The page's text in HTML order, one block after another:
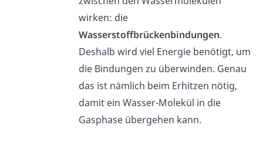
wirken: die
Wasserstoffbrückenbindungen.
Deshalb wird viel Energie benötigt, um
die Bindungen zu überwinden. Genau
das ist nämlich beim Erhitzen nötig,
damit ein Wasser-Molekül in die
Gasphase übergehen kann.